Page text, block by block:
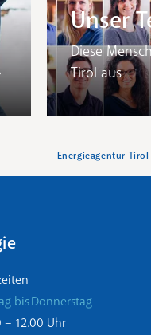
Unser
Diese
Tirol aus
Energieagentur Tirol
bis Donnerstag
– 12.00 Uhr